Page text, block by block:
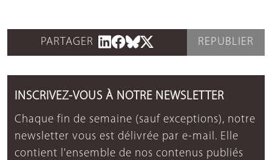
PARTAGER REPUBLIER
INSCRIVEZ-VOUS À NOTRE NEWSLETTER
Chaque fin de semaine (sauf exceptions), notre
newsletter vous est délivrée par e-mail. Elle
contient l'ensemble de nos contenus publiés